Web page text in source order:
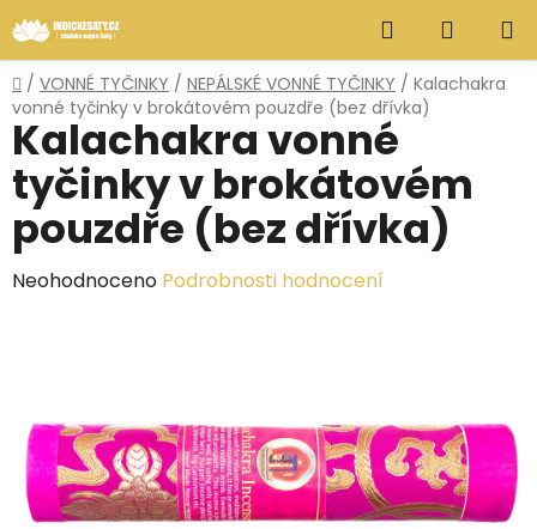
na
obsah
Hledat
KOŠÍK
Domů
/ VONNÉ TYČINKY / NEPÁLSKÉ VONNÉ TYČINKY / Kalachakra
vonné tyčinky v brokátovém pouzdře (bez dřívka)
Kalachakra vonné
tyčinky v brokátovém
pouzdře (bez dřívka)
Průměrné
hvězdiček.
Neohodnoceno Podrobnosti hodnocení